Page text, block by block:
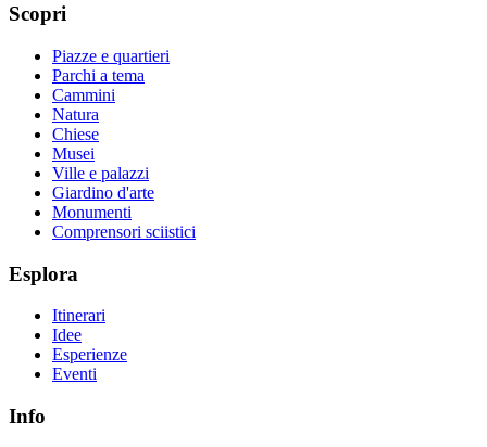
Scopri
Piazze e quartieri
Parchi a tema
Cammini
Natura
Chiese
Musei
Ville e palazzi
Giardino d'arte
Monumenti
Comprensori sciistici
Esplora
Itinerari
Idee
Esperienze
Eventi
Info